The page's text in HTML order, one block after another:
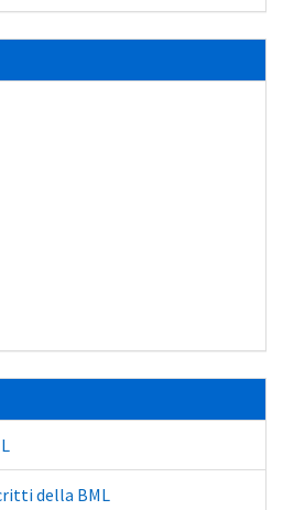
della BML